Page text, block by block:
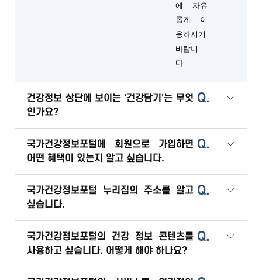
에 자유
롭게 이
용하시기
바랍니
다.
Q.
건강정보 상단에 보이는 '건강담기'는 무엇
인가요?
Q.
국가건강정보포털에 회원으로 가입하면
어떤 혜택이 있는지 알고 싶습니다.
Q.
국가건강정보포털 누리집의 주소를 알고
싶습니다.
Q.
국가건강정보포털의 건강 정보 콘텐츠를
사용하고 싶습니다. 어떻게 해야 하나요?